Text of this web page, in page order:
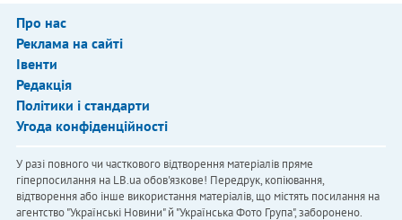
Про нас
Реклама на сайті
Івенти
Редакція
Політики і стандарти
Угода конфіденційності
У разі повного чи часткового відтворення матеріалів пряме
гіперпосилання на LB.ua обов'язкове! Передрук, копіювання,
відтворення або інше використання матеріалів, що містять посилання на
агентство "Українськi Новини" й "Українська Фото Група", заборонено.